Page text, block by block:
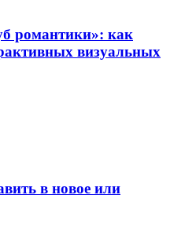
романтики»: как
визуальных
в новое или